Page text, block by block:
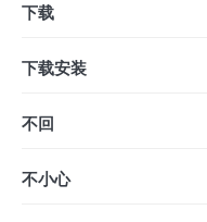
下载
下载安装
不回
不小心